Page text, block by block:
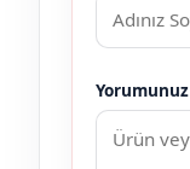
Yorumunuz